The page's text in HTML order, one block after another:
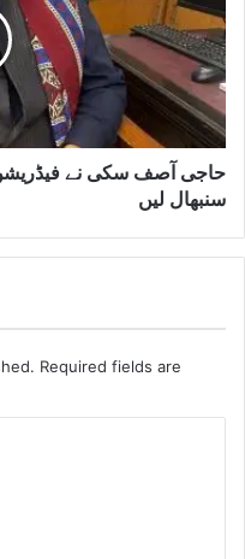
حاجی آصف سکی نے
سنبھال لیں
Required fields are